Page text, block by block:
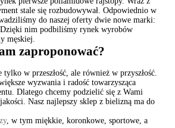
stale się rozbudowywał. Odpowiednio w
do naszej oferty dwie nowe marki:
nim podbiliśmy rynek wyrobów
męskiej.
zaproponować?
w przeszłość, ale również w przyszłość.
wyzwania i radość towarzysząca
Dlatego chcemy podzielić się z Wami
Nasz najlepszy sklep z bielizną ma do
, w tym miękkie, koronkowe, sportowe, a